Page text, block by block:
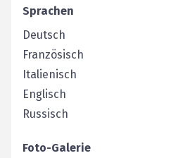
Sprachen
Deutsch
Französisch
Italienisch
Englisch
Russisch
Foto-Galerie